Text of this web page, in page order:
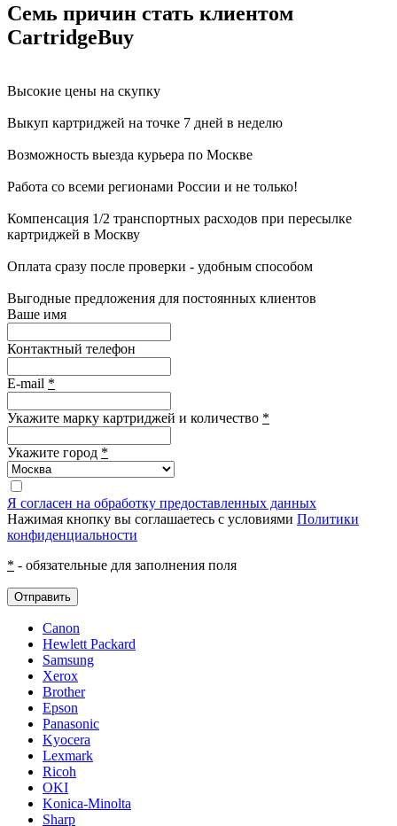
Семь причин стать клиентом
CartridgeBuy
Высокие цены на скупку
Выкуп картриджей на точке 7 дней в неделю
Возможность выезда курьера по Москве
Работа со всеми регионами России и не только!
Компенсация 1/2 транспортных расходов при пересылке
картриджей в Москву
Оплата сразу после проверки - удобным способом
Выгодные предложения для постоянных клиентов
Ваше имя
Контактный телефон
E-mail *
Укажите марку картриджей и количество *
Укажите город *
Я согласен на обработку предоставленных данных
Нажимая кнопку вы соглашаетесь с условиями Политики
конфиденциальности
* - обязательные для заполнения поля
Отправить
Canon
Hewlett Packard
Samsung
Xerox
Brother
Epson
Panasonic
Kyocera
Lexmark
Ricoh
OKI
Konica-Minolta
Sharp